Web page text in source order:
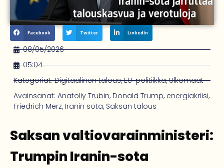
Facebook Twitter LinkedIn
08/05/2026
05:04
Kategoriat: Digitaalinen talous,EU-politiikka,Ulkomaat
Avainsanat: Anatoliy Trubin, Donald Trump, energia­kriisi,
Friedrich Merz, Iranin sota, Saksan talous
Saksan valtiovarainministeri:
Trumpin Iranin-sota